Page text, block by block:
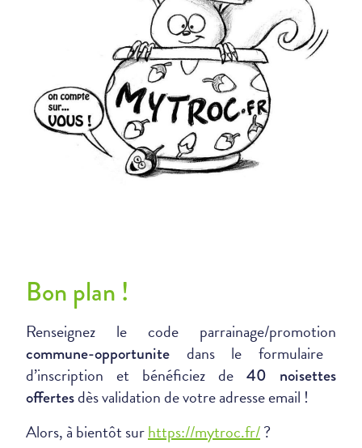
Bon plan !
Renseignez le code parrainage/promotion
commune-opportunite dans le formulaire
d’inscription et bénéficiez de 40 noisettes
offertesdès validation de votre adresse email !
Alors, à bientôt surhttps://mytroc.fr/?